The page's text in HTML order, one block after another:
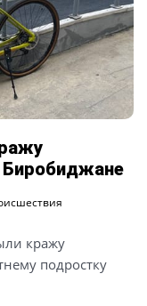
Биробиджане
кражу
подростку